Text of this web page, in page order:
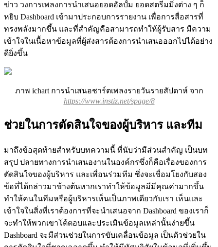
ข่าว วงการเพลงการนำเสนอยอดอัลบั้ม ยอดสตรีมมิ่งต่าง ๆ ก็
หยิบ Dashboard เข้ามาประกอบการรายงาน เพื่อการสื่อสารที่
ทรงพลังมากขึ้น และที่สำคัญคือสามารถทำให้ผู้รับสาร มีความ
เข้าใจในเนื้อหาข้อมูลที่ผู้ส่งสารต้องการนำเสนอออกไปได้อย่าง
ดียิ่งขึ้น
ภาพ ichart การนำเสนอชาร์ตเพลงรายวันรายสัปดาห์ จาก
https://www.instiz.net/spage/8
ช่วยในการตัดสินใจของผู้บริหาร และทีม
มาถึงข้อสุดท้ายสำหรับบทความนี้ ที่นับว่ามีส่วนสำคัญ เป็นบท
สรุป ปลายทางการนำเสนองานในองค์กรซึ่งก็คือเรื่องของการ
ตัดสินใจของผู้บริหาร และเพื่อนร่วมทีม ซึ่งจะเชื่อมโยงกับสอง
ข้อที่ได้กล่าวมาข้างต้นหากเราทำให้ข้อมูลมีมีคุณค่ามากขึ้น
ทำให้คนในทีมหรือผู้บริหารเห็นเป็นภาพเดียวกับเรา เห็นและ
เข้าใจในสิ่งที่เราต้องการที่จะนำเสนอจาก Dashboard ของเราก็
จะทำให้พวกเขาโต้ตอบและประเมินข้อมูลเหล่านั้นง่ายขึ้น
Dashboard จะมีส่วนช่วยในการขับเคลื่อนข้อมูล เป็นตัวช่วยใน